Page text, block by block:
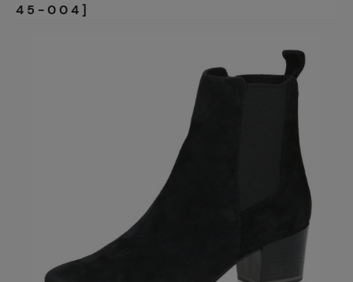
45-004]